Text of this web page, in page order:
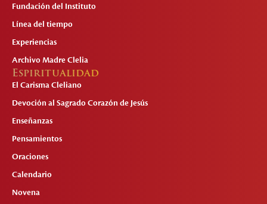
Fundación del Instituto
Línea del tiempo
Experiencias
Archivo Madre Clelia
Espiritualidad
El Carisma Cleliano
Devoción al Sagrado Corazón de Jesús
Enseñanzas
Pensamientos
Oraciones
Calendario
Novena